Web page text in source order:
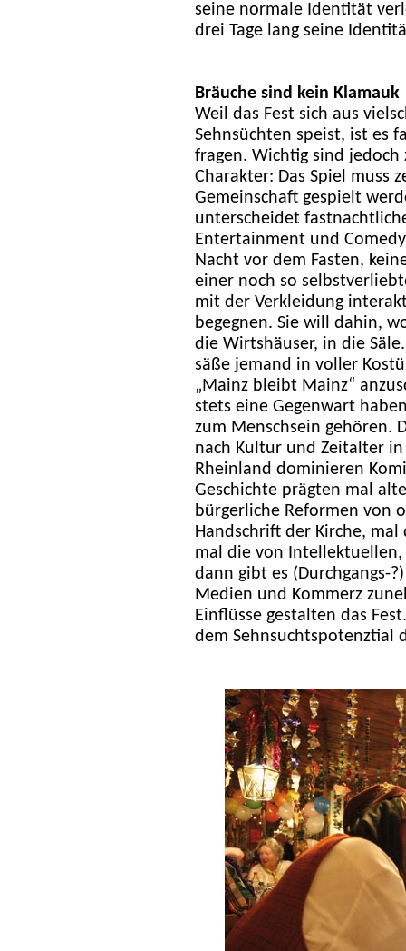
seine normale Identität
drei Tage lang seine
Bräuche sind kein Klamauk
Weil das Fest sich aus
Sehnsüchten speist, ist es
fragen. Wichtig sind
Charakter: Das Spiel muss
Gemeinschaft gespielt
unterscheidet
Entertainment und
Nacht vor dem Fasten,
einer noch so
mit der Verkleidung
begegnen. Sie will dahin,
die Wirtshäuser, in die
säße jemand in voller
„Mainz bleibt Mainz“
stets eine Gegenwart
zum Menschsein gehören.
nach Kultur und Zeitalter
Rheinland dominieren
Geschichte prägten mal
bürgerliche Reformen von
Handschrift der Kirche,
mal die von
dann gibt es (Durchgangs-
Medien und Kommerz
Einflüsse gestalten das
dem Sehnsuchtspotenztial